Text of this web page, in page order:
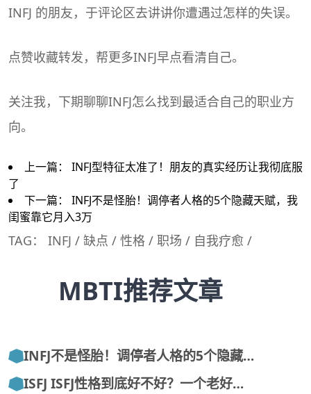
INFJ 的朋友，于评论区去讲讲你遭遇过怎样的失误。
点赞收藏转发，帮更多INFJ早点看清自己。
关注我，下期聊聊INFJ怎么找到最适合自己的职业方
向。
上一篇： INFJ型特征太准了！朋友的真实经历让我彻底服
了
下一篇： INFJ不是怪胎！调停者人格的5个隐藏天赋，我
闺蜜靠它月入3万
TAG： INFJ / 缺点 / 性格 / 职场 / 自我疗愈 /
MBTI推荐文章
INFJ不是怪胎！调停者人格的5个隐藏…
ISFJ ISFJ性格到底好不好？一个老好…